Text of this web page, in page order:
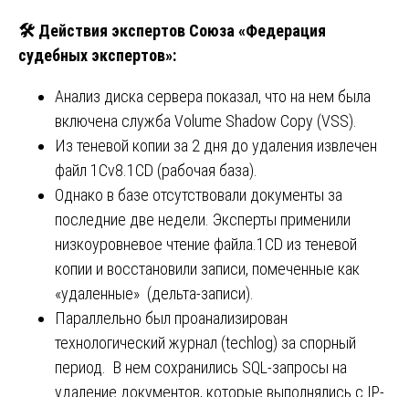
🛠️ Действия экспертов Союза «Федерация
судебных экспертов»:
Анализ диска сервера показал, что на нем была
включена служба Volume Shadow Copy (VSS).
Из теневой копии за 2 дня до удаления извлечен
файл 1Cv8.1CD (рабочая база).
Однако в базе отсутствовали документы за
последние две недели. Эксперты применили
низкоуровневое чтение файла.1CD из теневой
копии и восстановили записи, помеченные как
«удаленные» (дельта-записи).
Параллельно был проанализирован
технологический журнал (techlog) за спорный
период. В нем сохранились SQL-запросы на
удаление документов, которые выполнялись с IP-